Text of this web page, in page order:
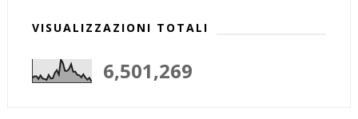
VISUALIZZAZIONI TOTALI
6,501,269